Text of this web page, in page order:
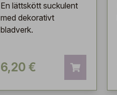
En lättskött suckulent
med dekorativt
bladverk.
6,20 €